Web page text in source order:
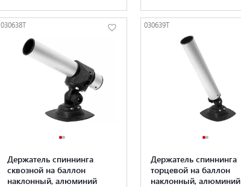
030638T
Держатель спиннинга
сквозной на баллон
наклонный, алюминий
030639T
Держатель спиннинга
торцевой на баллон
наклонный, алюминий